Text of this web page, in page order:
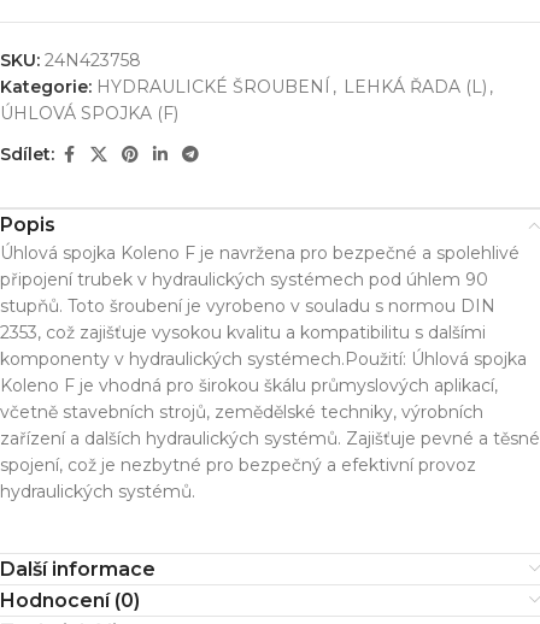
SKU: 24N423758
Kategorie: HYDRAULICKÉ ŠROUBENÍ , LEHKÁ ŘADA (L) ,
ÚHLOVÁ SPOJKA (F)
Sdílet:
Popis
Úhlová spojka Koleno F je navržena pro bezpečné a spolehlivé
připojení trubek v hydraulických systémech pod úhlem 90
stupňů. Toto šroubení je vyrobeno v souladu s normou DIN
2353, což zajišťuje vysokou kvalitu a kompatibilitu s dalšími
komponenty v hydraulických systémech.Použití: Úhlová spojka
Koleno F je vhodná pro širokou škálu průmyslových aplikací,
včetně stavebních strojů, zemědělské techniky, výrobních
zařízení a dalších hydraulických systémů. Zajišťuje pevné a těsné
spojení, což je nezbytné pro bezpečný a efektivní provoz
hydraulických systémů.
Další informace
Hodnocení (0)